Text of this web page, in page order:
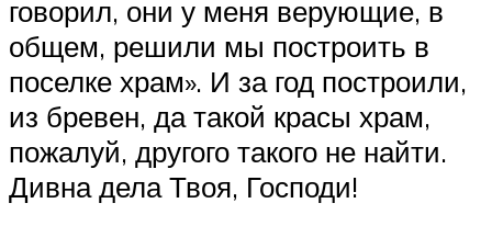
говорил, они у меня верующие, в
общем, решили мы построить в
поселке храм». И за год построили,
из бревен, да такой красы храм,
пожалуй, другого такого не найти.
Дивна дела Твоя, Господи!